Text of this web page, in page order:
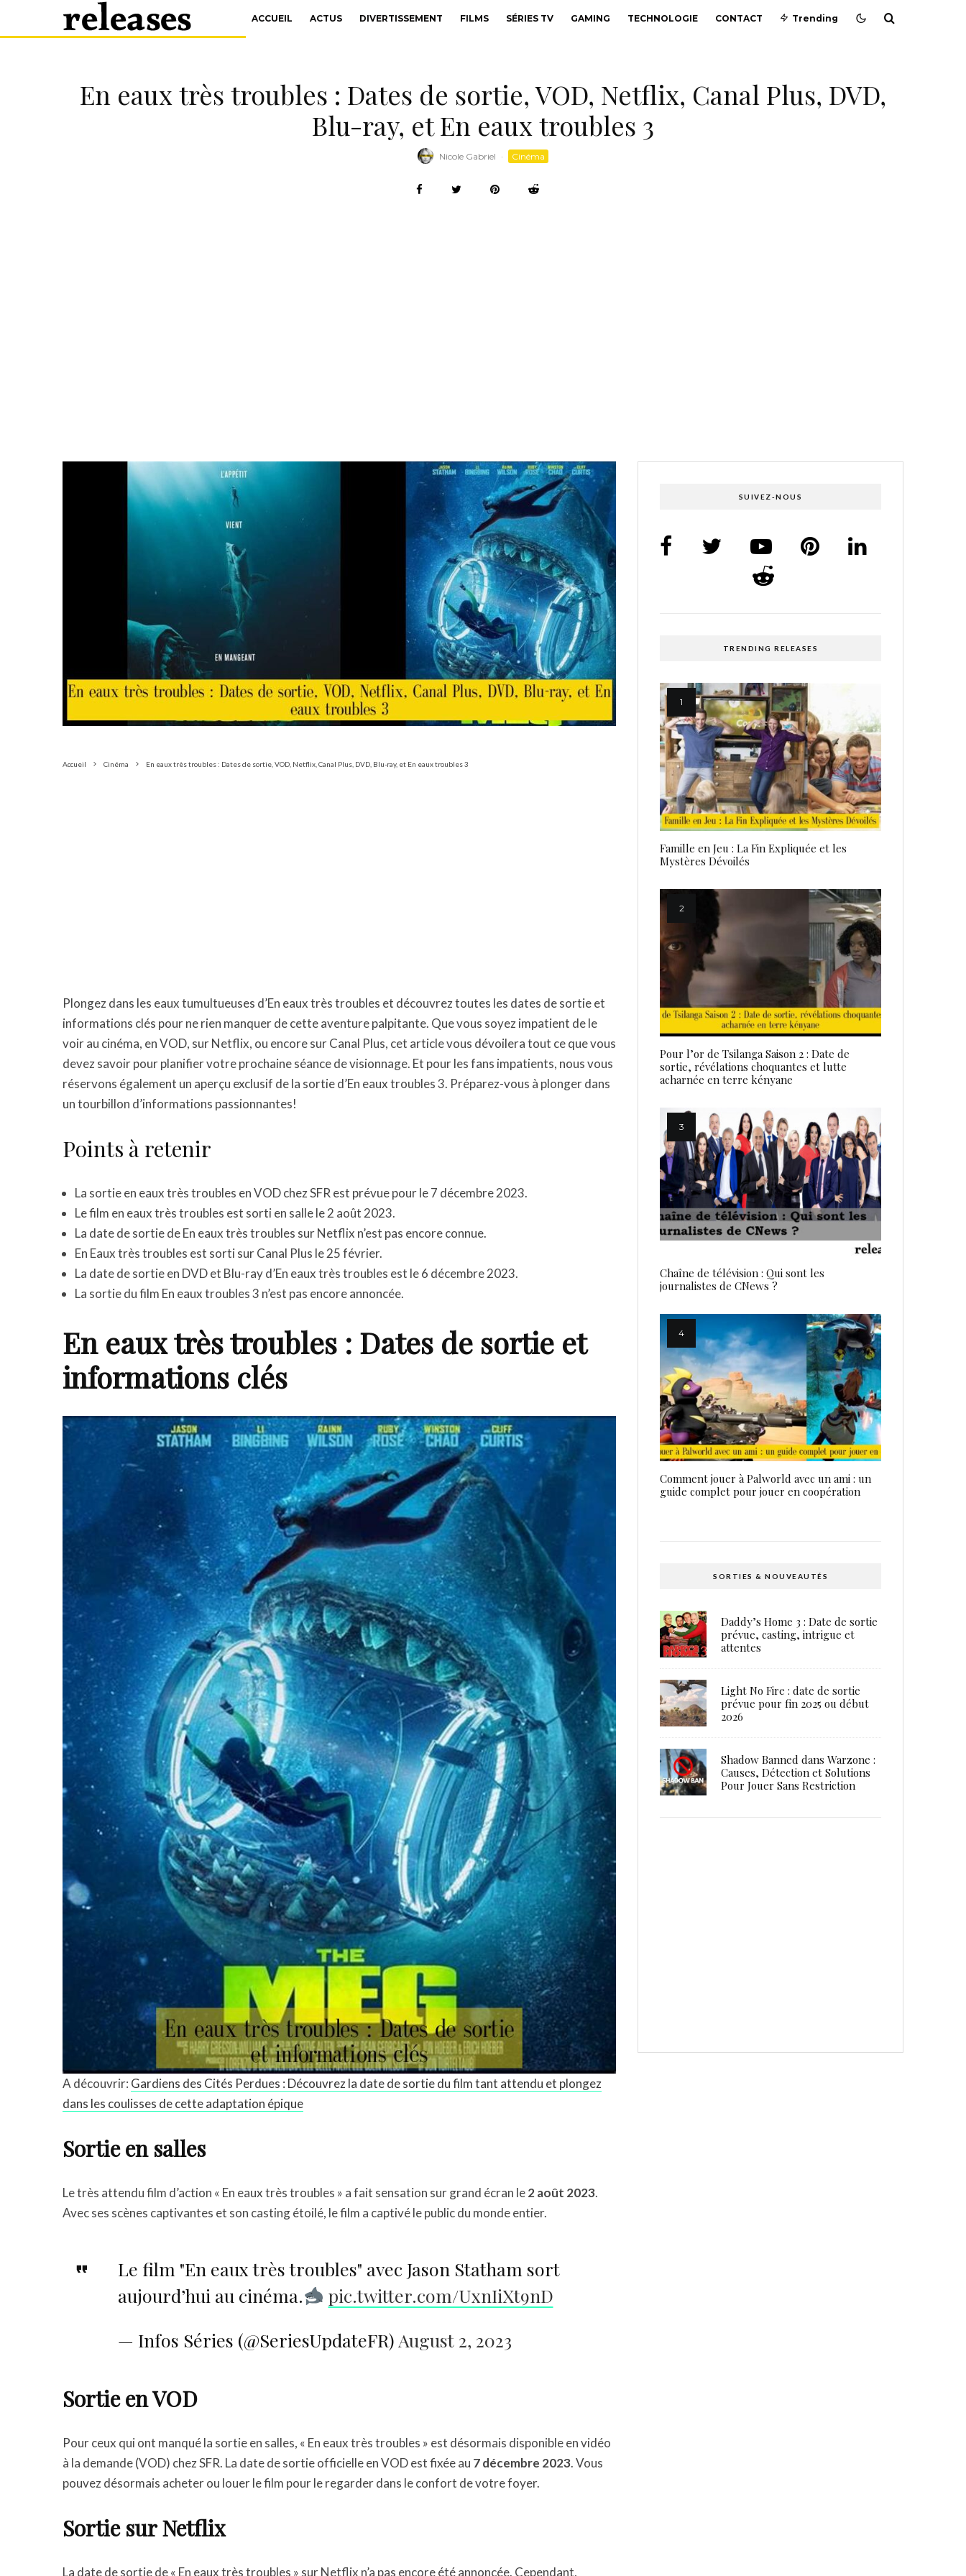
ACCUEIL ACTUS DIVERTISSEMENT FILMS SÉRIES TV GAMING TECHNOLOGIE CONTACT Trending
En eaux très troubles : Dates de sortie, VOD, Netflix, Canal Plus, DVD,
Blu-ray, et En eaux troubles 3
Nicole Gabriel · Cinéma
Accueil Cinéma En eaux très troubles : Dates de sortie, VOD, Netflix, Canal Plus, DVD, Blu-ray, et En eaux troubles 3
Plongez dans les eaux tumultueuses d’En eaux très troubles et découvrez toutes les dates de sortie et
informations clés pour ne rien manquer de cette aventure palpitante. Que vous soyez impatient de le
voir au cinéma, en VOD, sur Netflix, ou encore sur Canal Plus, cet article vous dévoilera tout ce que vous
devez savoir pour planifier votre prochaine séance de visionnage. Et pour les fans impatients, nous vous
réservons également un aperçu exclusif de la sortie d’En eaux troubles 3. Préparez-vous à plonger dans
un tourbillon d’informations passionnantes!
Points à retenir
La sortie en eaux très troubles en VOD chez SFR est prévue pour le 7 décembre 2023.
Le film en eaux très troubles est sorti en salle le 2 août 2023.
La date de sortie de En eaux très troubles sur Netflix n’est pas encore connue.
En Eaux très troubles est sorti sur Canal Plus le 25 février.
La date de sortie en DVD et Blu-ray d’En eaux très troubles est le 6 décembre 2023.
La sortie du film En eaux troubles 3 n’est pas encore annoncée.
En eaux très troubles : Dates de sortie et
informations clés
A découvrir: Gardiens des Cités Perdues : Découvrez la date de sortie du film tant attendu et plongez
dans les coulisses de cette adaptation épique
Sortie en salles
Le très attendu film d’action « En eaux très troubles » a fait sensation sur grand écran le2 août 2023.
Avec ses scènes captivantes et son casting étoilé, le film a captivé le public du monde entier.
Le film "En eaux très troubles" avec Jason Statham sort
aujourd’hui au cinéma.
pic.twitter.com/UxnIiXt9nD
— Infos Séries (@SeriesUpdateFR) August 2, 2023
Sortie en VOD
Pour ceux qui ont manqué la sortie en salles, « En eaux très troubles » est désormais disponible en vidéo
à la demande (VOD) chez SFR. La date de sortie officielle en VOD est fixée au 7 décembre 2023. Vous
pouvez désormais acheter ou louer le film pour le regarder dans le confort de votre foyer.
Sortie sur Netflix
La date de sortie de « En eaux très troubles » sur Netflix n’a pas encore été annoncée. Cependant,
SUIVEZ-NOUS
TRENDING RELEASES
Famille en Jeu : La Fin Expliquée et les
Mystères Dévoilés
Pour l’or de Tsilanga Saison 2 : Date de
sortie, révélations choquantes et lutte
acharnée en terre kényane
Chaîne de télévision : Qui sont les
journalistes de CNews ?
Comment jouer à Palworld avec un ami : un
guide complet pour jouer en coopération
SORTIES & NOUVEAUTÉS
Daddy’s Home 3 : Date de sortie
prévue, casting, intrigue et
attentes
Light No Fire : date de sortie
prévue pour fin 2025 ou début
2026
Shadow Banned dans Warzone :
Causes, Détection et Solutions
Pour Jouer Sans Restriction